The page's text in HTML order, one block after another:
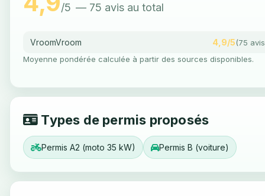
/5 — 75 avis au total
VroomVroom 4,9/5(75
Moyenne pondérée calculée à partir des sources disponibles.
Types de permis proposés
Permis A2 (moto 35 kW) Permis B (voiture)